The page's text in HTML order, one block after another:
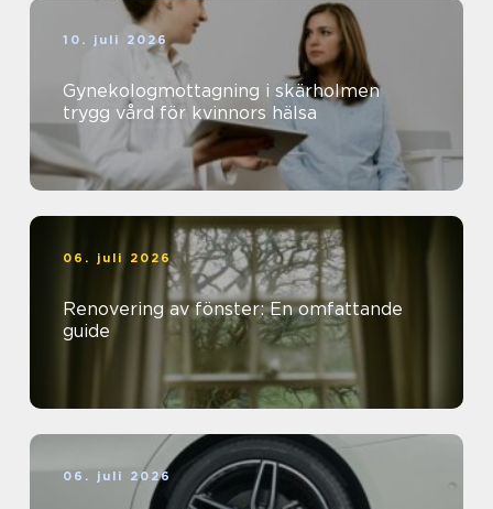
10. juli 2026
Gynekologmottagning i skärholmen
trygg vård för kvinnors hälsa
06. juli 2026
Renovering av fönster: En omfattande
guide
06. juli 2026